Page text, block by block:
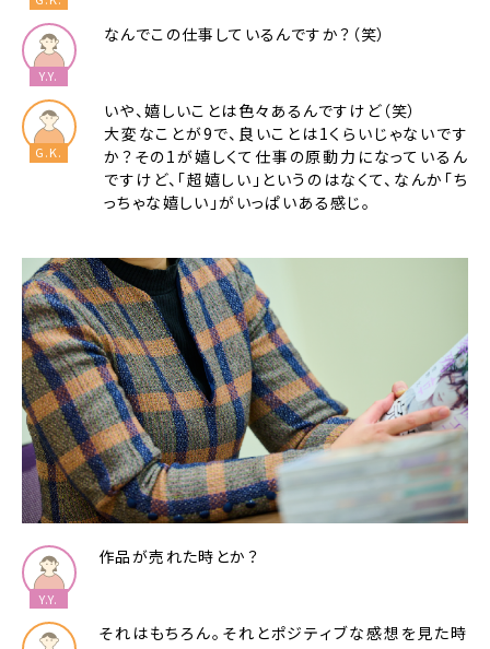
なんでこの仕事しているんですか？（笑）
いや、嬉しいことは色々あるんですけど（笑）
大変なことが9で、良いことは1くらいじゃないです
か？その1が嬉しくて仕事の原動力になっているん
ですけど、「超嬉しい」というのはなくて、なんか「ち
っちゃな嬉しい」がいっぱいある感じ。
作品が売れた時とか？
それはもちろん。それとポジティブな感想を見た時